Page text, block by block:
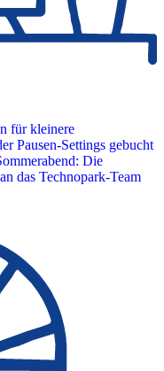
für kleinere
Pausen-Settings gebucht
Die
das Technopark-Team